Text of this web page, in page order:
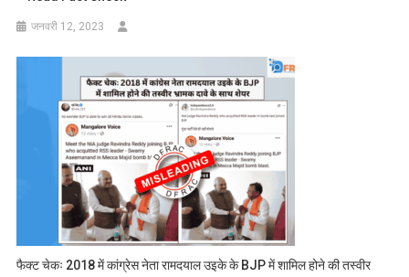
जनवरी 12, 2023
फैक्ट चेकः 2018 में कांग्रेस नेता रामदयाल उइके के BJP में शामिल होने की तस्वीर